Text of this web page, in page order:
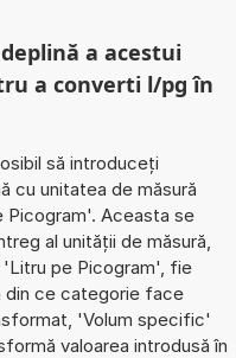
a acestui
a converti l/pg în
să introduceți
cu unitatea de măsură
Picogram'. Aceasta se
al unității de măsură,
pe Picogram', fie
din ce categorie face
'Volum specific'
valoarea introdusă în